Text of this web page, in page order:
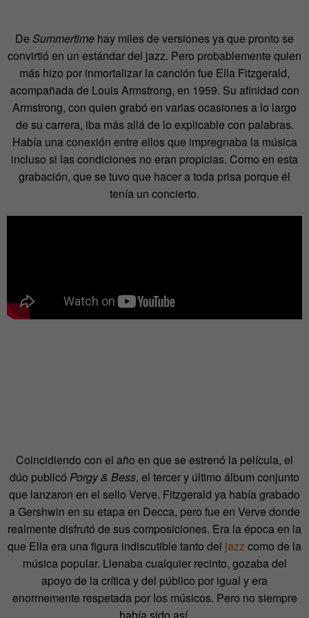
De Summertime hay miles de versiones ya que pronto se
convirtió en un estándar del jazz. Pero probablemente quien
más hizo por inmortalizar la canción fue Ella Fitzgerald,
acompañada de Louis Armstrong, en 1959. Su afinidad con
Armstrong, con quien grabó en varias ocasiones a lo largo
de su carrera, iba más allá de lo explicable con palabras.
Había una conexión entre ellos que impregnaba la música
incluso si las condiciones no eran propicias. Como en esta
grabación, que se tuvo que hacer a toda prisa porque él
tenía un concierto.
Coincidiendo con el año en que se estrenó la película, el
dúo publicó Porgy & Bess, el tercer y último álbum conjunto
que lanzaron en el sello Verve. Fitzgerald ya había grabado
a Gershwin en su etapa en Decca, pero fue en Verve donde
realmente disfrutó de sus composiciones. Era la época en la
que Ella era una figura indiscutible tanto del jazzcomo de la
música popular. Llenaba cualquier recinto, gozaba del
apoyo de la crítica y del público por igual y era
enormemente respetada por los músicos. Pero no siempre